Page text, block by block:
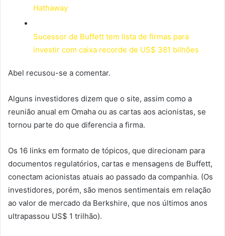
Hathaway
Sucessor de Buffett tem lista de firmas para
investir com caixa recorde de US$ 381 bilhões
Abel recusou-se a comentar.
Alguns investidores dizem que o site, assim como a
reunião anual em Omaha ou as cartas aos acionistas, se
tornou parte do que diferencia a firma.
Os 16 links em formato de tópicos, que direcionam para
documentos regulatórios, cartas e mensagens de Buffett,
conectam acionistas atuais ao passado da companhia. (Os
investidores, porém, são menos sentimentais em relação
ao valor de mercado da Berkshire, que nos últimos anos
ultrapassou US$ 1 trilhão).